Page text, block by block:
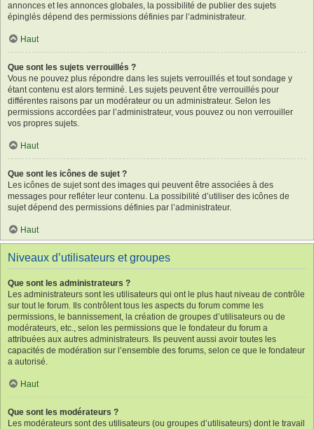
annonces et les annonces globales, la possibilité de publier des sujets
épinglés dépend des permissions définies par l’administrateur.
Haut
Que sont les sujets verrouillés ?
Vous ne pouvez plus répondre dans les sujets verrouillés et tout sondage y
étant contenu est alors terminé. Les sujets peuvent être verrouillés pour
différentes raisons par un modérateur ou un administrateur. Selon les
permissions accordées par l’administrateur, vous pouvez ou non verrouiller
vos propres sujets.
Haut
Que sont les icônes de sujet ?
Les icônes de sujet sont des images qui peuvent être associées à des
messages pour refléter leur contenu. La possibilité d’utiliser des icônes de
sujet dépend des permissions définies par l’administrateur.
Haut
Niveaux d’utilisateurs et groupes
Que sont les administrateurs ?
Les administrateurs sont les utilisateurs qui ont le plus haut niveau de contrôle
sur tout le forum. Ils contrôlent tous les aspects du forum comme les
permissions, le bannissement, la création de groupes d’utilisateurs ou de
modérateurs, etc., selon les permissions que le fondateur du forum a
attribuées aux autres administrateurs. Ils peuvent aussi avoir toutes les
capacités de modération sur l’ensemble des forums, selon ce que le fondateur
a autorisé.
Haut
Que sont les modérateurs ?
Les modérateurs sont des utilisateurs (ou groupes d’utilisateurs) dont le travail